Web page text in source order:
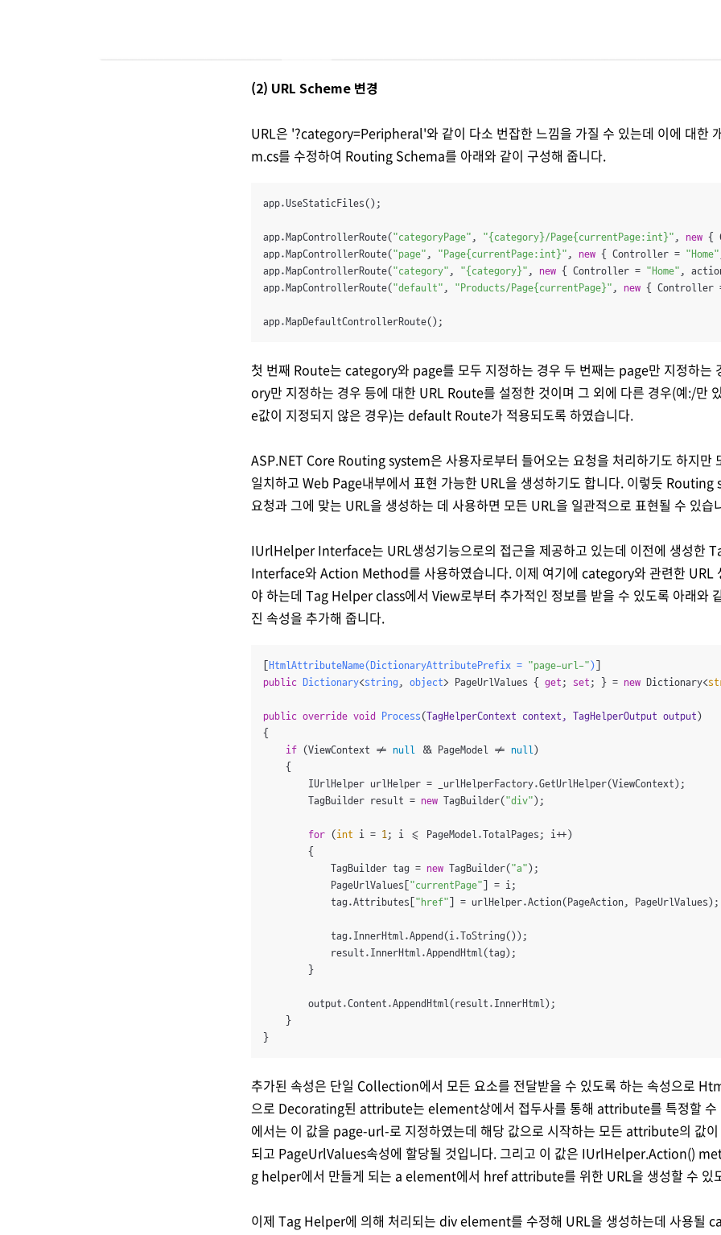
(2) URL Scheme 변경
URL은 '?category=Peripheral'와 같이 다소 번잡한 느낌을 가질 수 있는데 이에 대한
m.cs를 수정하여 Routing Schema를 아래와 같이 구성해 줍니다.
app.UseStaticFiles();
app.MapControllerRoute( "categoryPage" , "{category}/Page{currentPage:int}" , new {
app.MapControllerRoute( "page" , "Page{currentPage:int}" , new { Controller = "Home"
app.MapControllerRoute( "category" , "{category}" , new { Controller = "Home" ,
app.MapControllerRoute( "default" , "Products/Page{currentPage}" , new { Controller
app.MapDefaultControllerRoute();
첫 번째 Route는 category와 page를 모두 지정하는 경우 두 번째는 page만 지정하는
ory만 지정하는 경우 등에 대한 URL Route를 설정한 것이며 그 외에 다른 경우(예:/만
e값이 지정되지 않은 경우)는 default Route가 적용되도록 하였습니다.
ASP.NET Core Routing system은 사용자로부터 들어오는 요청을 처리하기도 하지만
일치하고 Web Page내부에서 표현 가능한 URL을 생성하기도 합니다. 이렇듯 Routing
요청과 그에 맞는 URL을 생성하는 데 사용하면 모든 URL을 일관적으로 표현될 수 있습
IUrlHelper Interface는 URL생성기능으로의 접근을 제공하고 있는데 이전에 생성한
Interface와 Action Method를 사용하였습니다. 이제 여기에 category와 관련한 URL
야 하는데 Tag Helper class에서 View로부터 추가적인 정보를 받을 수 있도록 아래와
진 속성을 추가해 줍니다.
HtmlAttributeName(DictionaryAttributePrefix = "page-url-" )
public
Dictionary<string , object> PageUrlValues { get ; set ; } = new Dictionary<
public override void Process(TagHelperContext context, TagHelperOutput output )
{
if (ViewContext != null && PageModel != null)
    {
        IUrlHelper urlHelper = _urlHelperFactory.GetUrlHelper(ViewContext);
        TagBuilder result =
new TagBuilder( "div" );
for (int i = 1; i <= PageModel.TotalPages; i++)
        {
            TagBuilder tag =
new TagBuilder( "a" );
            PageUrlValues[
"currentPage" ] = i;
            tag.Attributes[
"href" ] = urlHelper.Action(PageAction, PageUrlValues);
            tag.InnerHtml.Append(i.ToString());
            result.InnerHtml.AppendHtml(tag);
        }
        output.Content.AppendHtml(result.InnerHtml);
    }
}
추가된 속성은 단일 Collection에서 모든 요소를 전달받을 수 있도록 하는 속성으로
으로 Decorating된 attribute는 element상에서 접두사를 통해 attribute를 특정할 수
에서는 이 값을 page-url-로 지정하였는데 해당 값으로 시작하는 모든 attribute의 값
되고 PageUrlValues속성에 할당될 것입니다. 그리고 이 값은 IUrlHelper.Action()
g helper에서 만들게 되는 a element에서 href attribute를 위한 URL을 생성할 수 있
이제 Tag Helper에 의해 처리되는 div element를 수정해 URL을 생성하는데 사용될